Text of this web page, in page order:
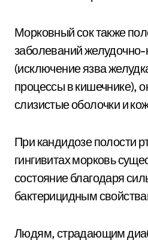
Морковный сок также
заболеваний желудочно-
(исключение язва
процессы в кишечнике),
слизистые оболочки и
При кандидозе полости
гингивитах морковь
состояние благодаря
бактерицидным
Людям, страдающим